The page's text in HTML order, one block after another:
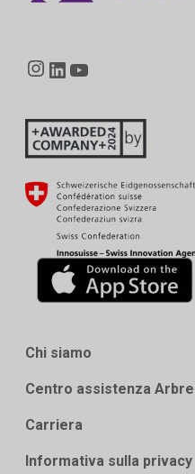
Instagram
LinkedIn
Chi siamo
Centro assistenza
Carriera
Informativa sulla privacy